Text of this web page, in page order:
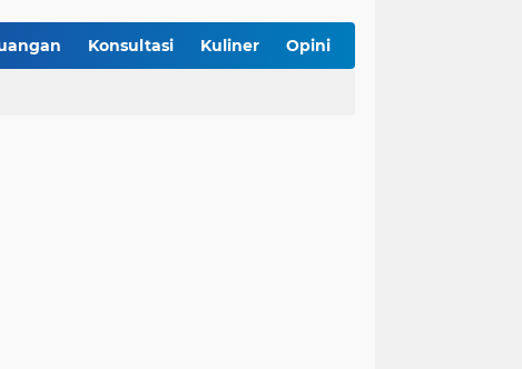
Literasi Halal di Daerah
Gunaan, Kebutuhan atau Sekadar Tren?
Konsultasi Kuliner Opini